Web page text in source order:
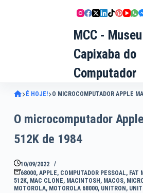
MCC - Museu
Capixaba do
Computador
É HOJE! O MICROCOMPUTADOR APPLE
O microcomputador
512K de 1984
10/09/2022
68000, APPLE, COMPUTADOR PESSOAL, FAT
512K, MAC CLONE, MACINTOSH , MACOS,
MOTOROLA, MOTOROLA 68000, UNITRON ,